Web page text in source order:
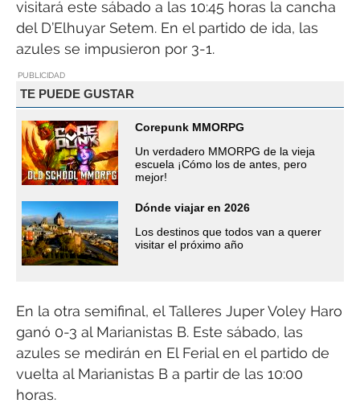
visitará este sábado a las 10:45 horas la cancha
del D’Elhuyar Setem. En el partido de ida, las
azules se impusieron por 3-1.
PUBLICIDAD
TE PUEDE GUSTAR
Corepunk MMORPG
Un verdadero MMORPG de la vieja
escuela ¡Cómo los de antes, pero
mejor!
Dónde viajar en 2026
Los destinos que todos van a querer
visitar el próximo año
En la otra semifinal, el Talleres Juper Voley Haro
ganó 0-3 al Marianistas B. Este sábado, las
azules se medirán en El Ferial en el partido de
vuelta al Marianistas B a partir de las 10:00
horas.